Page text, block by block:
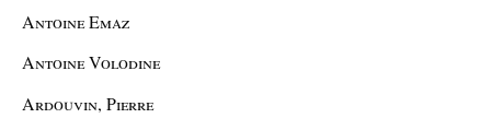
Antoine Emaz
Antoine Volodine
Ardouvin, Pierre